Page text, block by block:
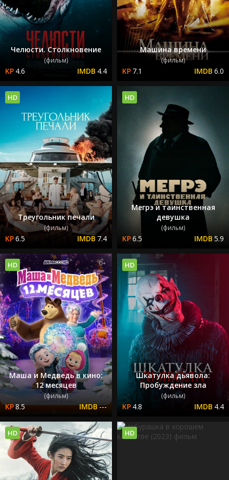
Челюсти. Столкновение
(фильм)
4.6 4.4
Машина времени
(фильм)
7.1 6.0
Треугольник печали
(фильм)
6.5 7.4
HD
Мегрэ и таинственная
девушка
(фильм)
6.5 5.9
HD
Маша и Медведь в кино:
12 месяцев
(фильм)
8.5 ---
HD
Шкатулка дьявола:
Пробуждение зла
(фильм)
4.8 4.4
HD
HD HD